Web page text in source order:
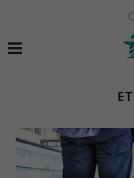
Inicio